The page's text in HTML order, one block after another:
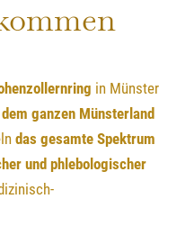
in Münster
ganzen Münsterland
das gesamte Spektrum
und phlebologischer